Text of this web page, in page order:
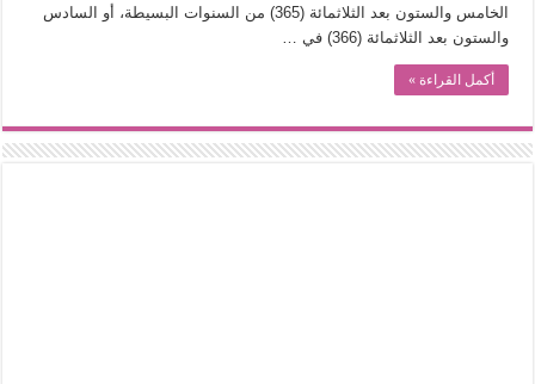
الخامس والستون بعد الثلاثمائة (365) من السنوات البسيطة، أو السادس
والستون بعد الثلاثمائة (366) في …
أكمل القراءة »